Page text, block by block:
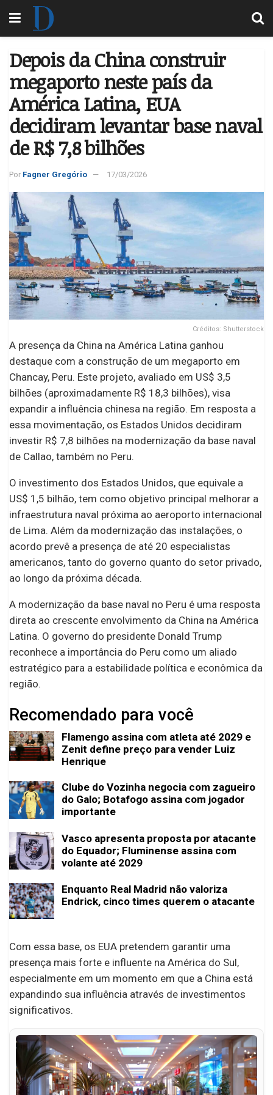
Depois da China construir
megaporto neste país da
América Latina, EUA
decidiram levantar base naval
de R$ 7,8 bilhões
Por Fagner Gregório 17/03/2026
Créditos: Shutterstock
A presença da China na América Latina ganhou
destaque com a construção de um megaporto em
Chancay, Peru. Este projeto, avaliado em US$ 3,5
bilhões (aproximadamente R$ 18,3 bilhões), visa
expandir a influência chinesa na região. Em resposta a
essa movimentação, os Estados Unidos decidiram
investir R$ 7,8 bilhões na modernização da base naval
de Callao, também no Peru.
O investimento dos Estados Unidos, que equivale a
US$ 1,5 bilhão, tem como objetivo principal melhorar a
infraestrutura naval próxima ao aeroporto internacional
de Lima. Além da modernização das instalações, o
acordo prevê a presença de até 20 especialistas
americanos, tanto do governo quanto do setor privado,
ao longo da próxima década.
A modernização da base naval no Peru é uma resposta
direta ao crescente envolvimento da China na América
Latina. O governo do presidente Donald Trump
reconhece a importância do Peru como um aliado
estratégico para a estabilidade política e econômica da
região.
Recomendado para você
Flamengo assina com atleta até 2029 e
Zenit define preço para vender Luiz
Henrique
Clube do Vozinha negocia com zagueiro
do Galo; Botafogo assina com jogador
importante
Vasco apresenta proposta por atacante
do Equador; Fluminense assina com
volante até 2029
Enquanto Real Madrid não valoriza
Endrick, cinco times querem o atacante
Com essa base, os EUA pretendem garantir uma
presença mais forte e influente na América do Sul,
especialmente em um momento em que a China está
expandindo sua influência através de investimentos
significativos.